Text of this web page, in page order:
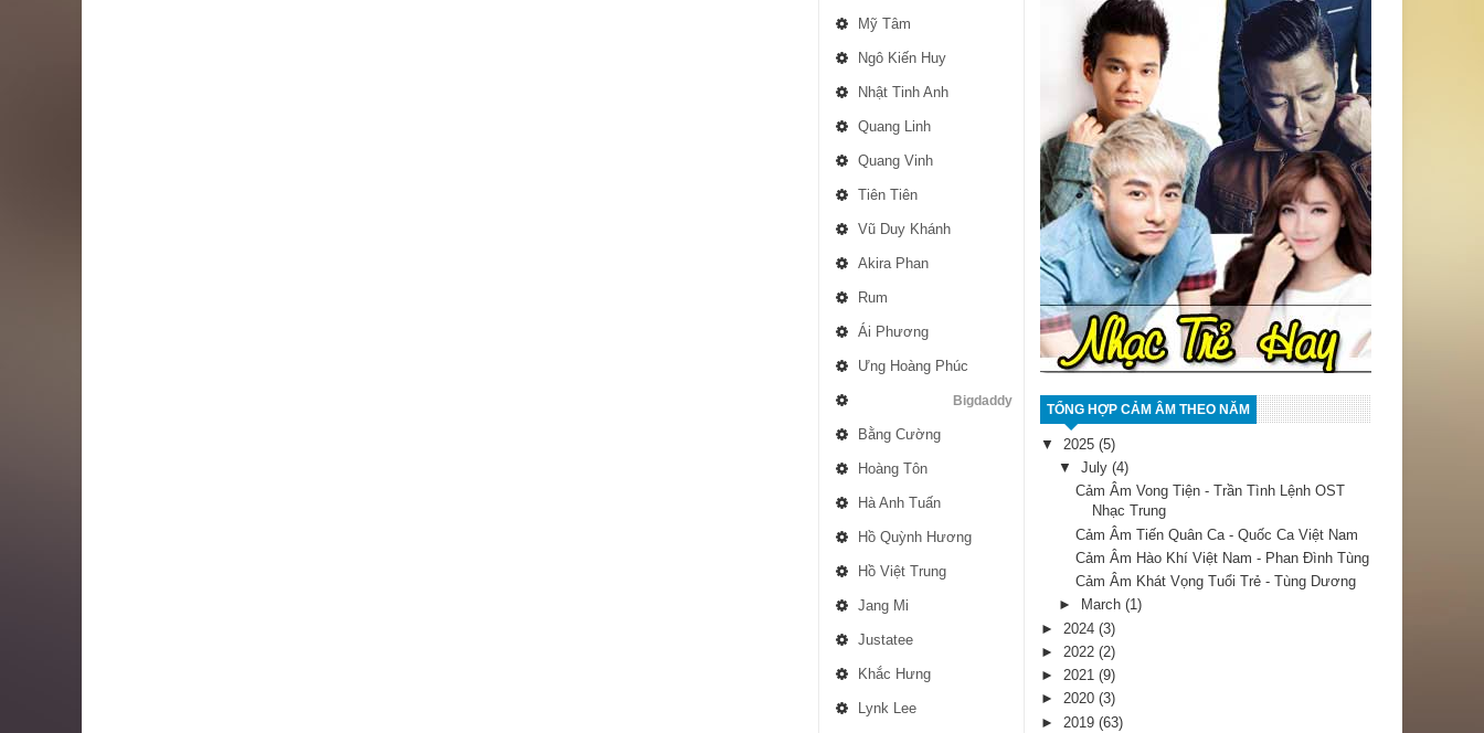
Mỹ Tâm
Ngô Kiến Huy
Nhật Tinh Anh
Quang Linh
Quang Vinh
Tiên Tiên
Vũ Duy Khánh
Akira Phan
Rum
Ái Phương
Ưng Hoàng Phúc
Bigdaddy
Bằng Cường
Hoàng Tôn
Hà Anh Tuấn
Hồ Quỳnh Hương
Hồ Việt Trung
Jang Mi
Justatee
Khắc Hưng
Lynk Lee
TỔNG HỢP CẢM ÂM THEO NĂM
▼ 2025 (5)
▼ July (4)
Cảm Âm Vong Tiện - Trần Tình Lệnh OST
Nhạc Trung
Cảm Âm Tiến Quân Ca - Quốc Ca Việt Nam
Cảm Âm Hào Khí Việt Nam - Phan Đình Tùng
Cảm Âm Khát Vọng Tuổi Trẻ - Tùng Dương
►
March (1)
► 2024 (3)
► 2022 (2)
► 2021 (9)
► 2020 (3)
► 2019 (63)